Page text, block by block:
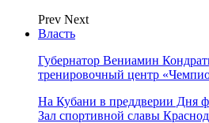
Prev Next
Власть
Губернатор Вениамин
тренировочный центр
На Кубани в преддверии Дня
Зал спортивной славы